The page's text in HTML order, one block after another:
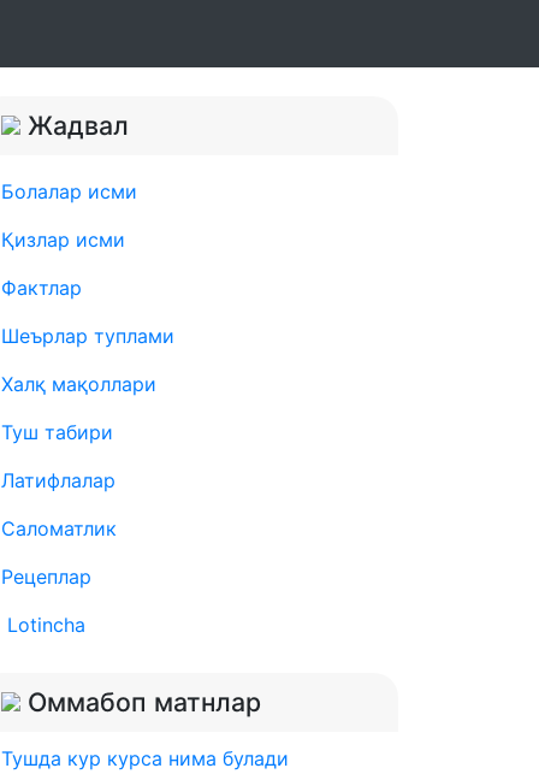
Жадвал
Болалар исми
Қизлар исми
Фактлар
Шеърлар туплами
Халқ мақоллари
Туш табири
Латифлалар
Саломатлик
Рецеплар
Lotincha
Оммабоп матнлар
Тушда кур курса нима булади